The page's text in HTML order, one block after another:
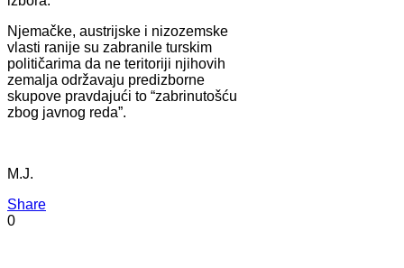
Njemačke, austrijske i nizozemske
vlasti ranije su zabranile turskim
političarima da ne teritoriji njihovih
zemalja održavaju predizborne
skupove pravdajući to “zabrinutošću
zbog javnog reda”.
M.J.
Share
0